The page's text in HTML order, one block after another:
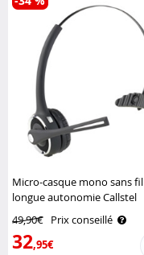
Micro-casque mono sans fil
longue autonomie Callstel
49,90€ Prix conseillé
32,95€